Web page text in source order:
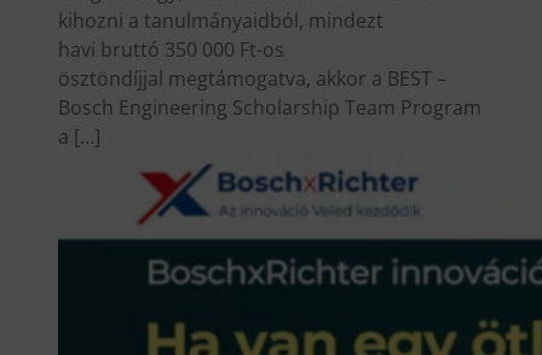
kihozni a tanulmányaidból, mindezt
havi bruttó 350 000 Ft-os
ösztöndíjjal megtámogatva, akkor a BEST –
Bosch Engineering Scholarship Team Program
a […]